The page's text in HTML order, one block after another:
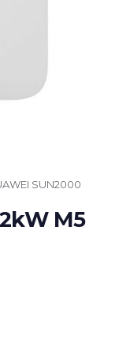
SUN2000
M5